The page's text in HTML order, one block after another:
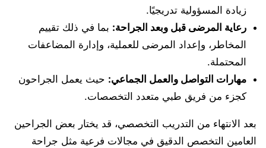
زيادة المسؤولية تدريجيًا.
رعاية المرضى قبل وبعد الجراحة: بما في ذلك تقييم
المخاطر، وإعداد المرضى للعملية، وإدارة المضاعفات
المحتملة.
مهارات التواصل والعمل الجماعي: حيث يعمل الجراحون
كجزء من فريق طبي متعدد التخصصات.
بعد الانتهاء من التدريب التخصصي، قد يختار بعض الجراحين
العامين التخصص الدقيق في مجالات فرعية مثل جراحة